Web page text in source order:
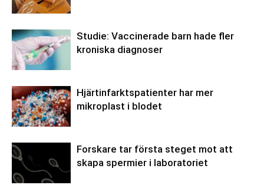
Studie: Vaccinerade barn hade fler
kroniska diagnoser
Hjärtinfarktspatienter har mer
mikroplast i blodet
Forskare tar första steget mot att
skapa spermier i laboratoriet